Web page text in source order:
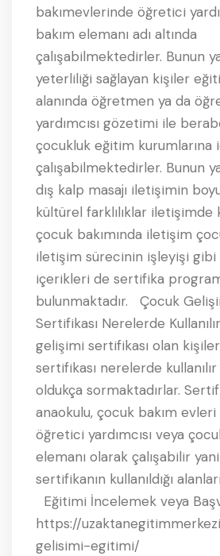
bakımevlerinde öğretici
bakım elemanı adı altında
çalışabilmektedirler. Bunun
yeterliliği sağlayan kişiler
alanında öğretmen ya da
yardımcısı gözetimi ile
çocukluk eğitim kurumlarına
çalışabilmektedirler. Bunun
dış kalp masajı iletişimin
kültürel farklılıklar iletişimde
çocuk bakımında iletişim
iletişim sürecinin işleyişi gibi
içerikleri de sertifika
bulunmaktadır. Çocuk
Sertifikası Nerelerde
gelişimi sertifikası olan
sertifikası nerelerde
oldukça sormaktadırlar.
anaokulu, çocuk bakım
öğretici yardımcısı veya
elemanı olarak çalışabilir
sertifikanın kullanıldığı
Eğitimi İncelemek veya
https://
gelisimi-egitimi/